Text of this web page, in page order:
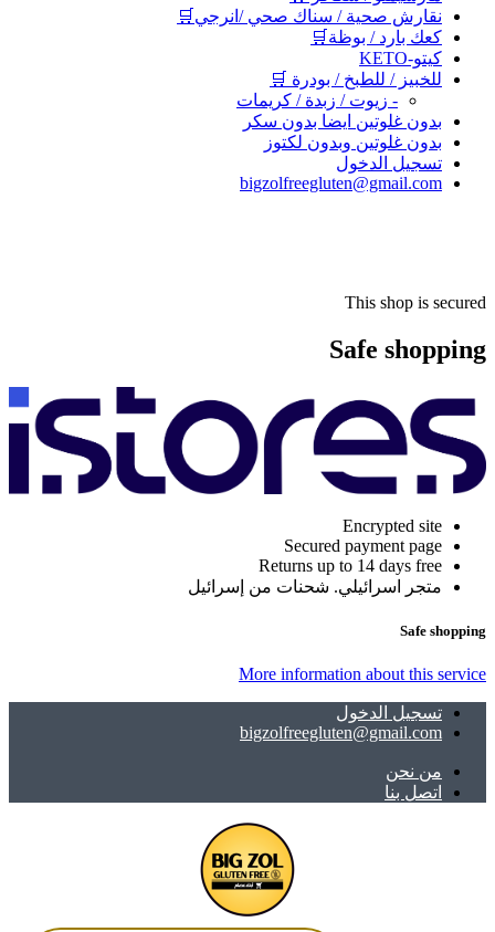
نقارش صحية / سناك صحي /انرجي🛒
كعك بارد / بوظة🛒
كيتو-KETO
للخبيز / للطبخ / بودرة 🛒
- زيوت / زبدة / كريمات
بدون غلوتين ايضا بدون سكر
بدون غلوتين وبدون لكتوز
تسجيل الدخول
bigzolfreegluten@gmail.com
This shop is secured
Safe shopping
Encrypted site
Secured payment page
Returns up to 14 days free
متجر اسرائيلي. شحنات من إسرائيل
Safe shopping
More information about this service
تسجيل الدخول
bigzolfreegluten@gmail.com
ﻣﻦ ﻧﺤﻦ
اتصل بنا